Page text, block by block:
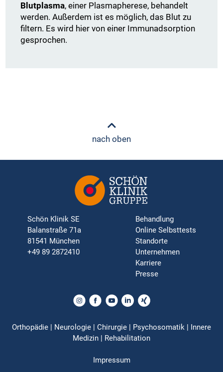
Blutplasma, einer Plasmapherese, behandelt
werden. Außerdem ist es möglich, das Blut zu
filtern. Es wird hier von einer Immunadsorption
gesprochen.
nach oben
Schön Klinik SE
Balanstraße 71a
81541 München
+49 89 2872410
Behandlung
Online Selbsttests
Standorte
Unternehmen
Karriere
Presse
Orthopädie | Neurologie | Chirurgie | Psychosomatik | Innere
Medizin | Rehabilitation
Impressum